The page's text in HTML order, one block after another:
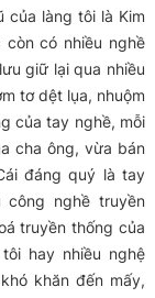
của làng tôi là Kim
còn có nhiều nghề
giữ lại qua nhiều
tơ dệt lụa, nhuộm
của tay nghề, mỗi
cha ông, vừa bán
đáng quý là tay
nghề truyền
truyền thống của
hay nhiều nghệ
khăn đến mấy,